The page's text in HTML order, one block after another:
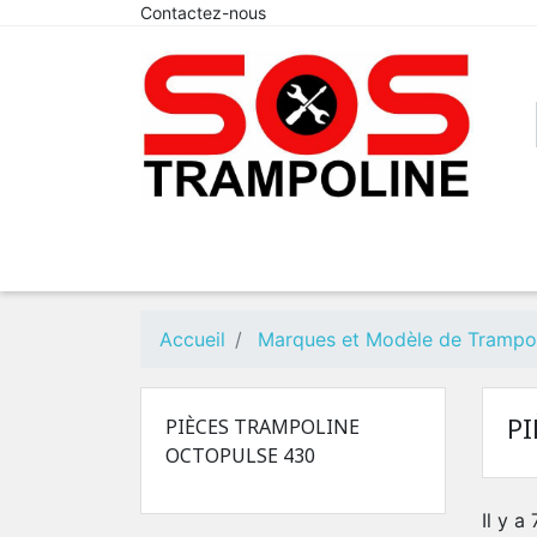
Contactez-nous
Accueil Marques et Modèle de
PIÈCES TRAMPOLINE
OCTOPULSE 430
Il y a